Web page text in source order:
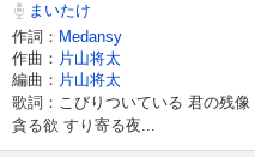
まいたけ
作詞： Medansy
作曲： 片山将太
編曲： 片山将太
歌詞：こびりついている 君の残
貪る欲 すり寄る夜...